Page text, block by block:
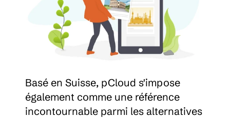
Basé en Suisse, pCloud s'impose
également comme une référence
incontournable parmi les alternatives